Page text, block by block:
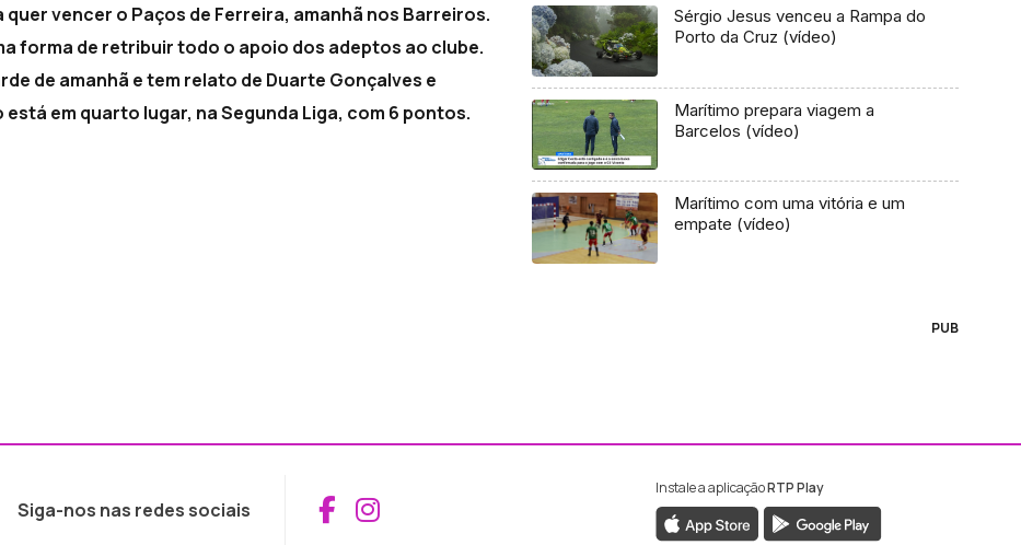
vencer o Paços de Ferreira, amanhã nos Barreiros.
forma de retribuir todo o apoio dos adeptos ao clube.
de amanhã e tem relato de Duarte Gonçalves e
em quarto lugar, na Segunda Liga, com 6 pontos.
Sérgio Jesus venceu a Rampa do
Porto da Cruz (vídeo)
Marítimo prepara viagem a
Barcelos (vídeo)
Marítimo com uma vitória e um
empate (vídeo)
PUB
Siga-nos nas redes sociais Aceder ao Facebook da RTP Madeira
Aceder ao Instagram da RTP Madeira
Instale a aplicaçãoRTP Play